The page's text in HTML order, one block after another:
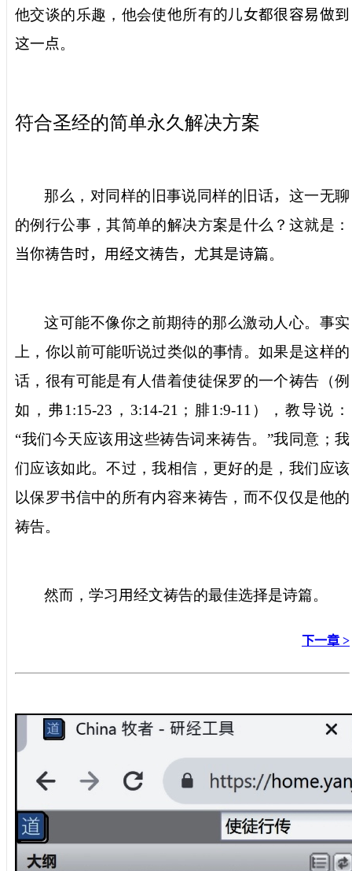
他交谈的乐趣，他会使他所有的儿女都很容易做到
这一点。
符合圣经的简单永久解决方案
那么，对同样的旧事说同样的旧话， 这一无聊
的例行公事，其简单的解决方案是什么？这就是：
当你祷告时，用经文祷告，尤其是诗篇。
这可能不像你之前期待的那么激动人心。事实
上，你以前可能听说过类似的事情。如果是这样的
话，很有可能是有人借着使徒保罗的一个祷告（例
如，弗1:15-23 ， 3:14-21 ；腓1:9-11 ），教导说：
“我们今天应该用这些祷告词来祷告。 ”我同意； 我
们应该如此。不过，我相信，更好的是，我们应该
以保罗书信中的所有内容来祷告，而不仅仅是他的
祷告。
然而，学习用经文祷告的最佳选择是诗篇。
下一章 >